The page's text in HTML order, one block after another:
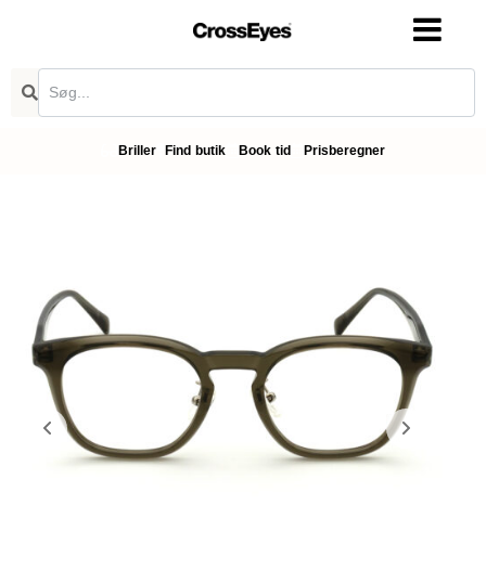
Briller Find butik Book tid Prisberegner